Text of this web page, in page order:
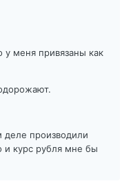
у меня привязаны как
деле производили
и курс рубля мне бы